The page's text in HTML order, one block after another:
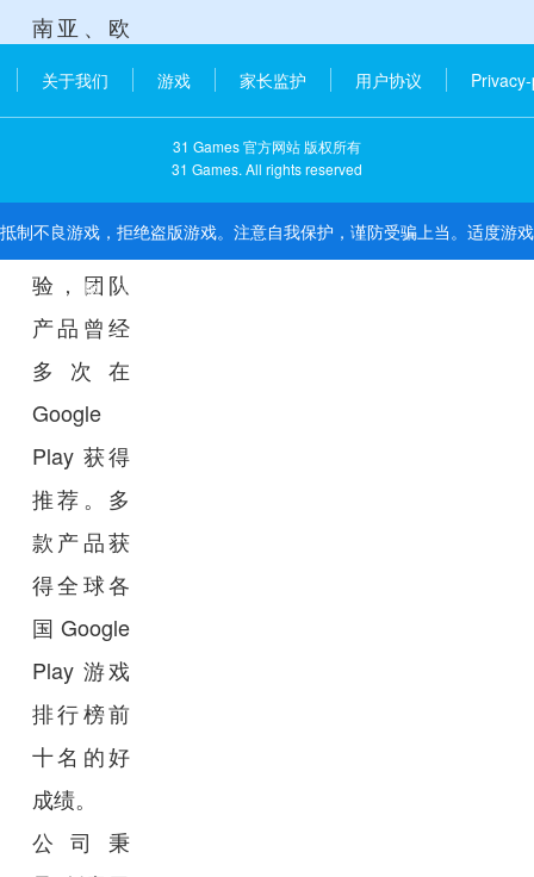
南亚、欧
洲、南美
洲等全球
均有成功
产品经
验，团队
产品曾经
多次在
Google
Play 获得
推荐。多
款产品获
得全球各
国Google
Play 游戏
排行榜前
十名的好
成绩。
公司秉
关于我们 游戏 家长监护 用户协议
31 Games 官方网站 版权所有
31 Games. All rights reserved
抵制不良游戏，拒绝盗版游戏。注意自我保护，谨防受骗上当。适度游戏
益脑，沉迷游戏伤身。合理安排时间，享受健康生活。